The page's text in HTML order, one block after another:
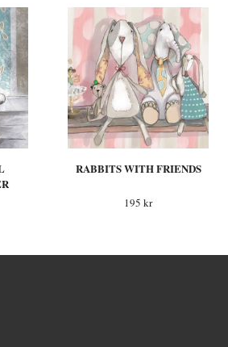
RABBITS WITH FRIENDS
195 kr